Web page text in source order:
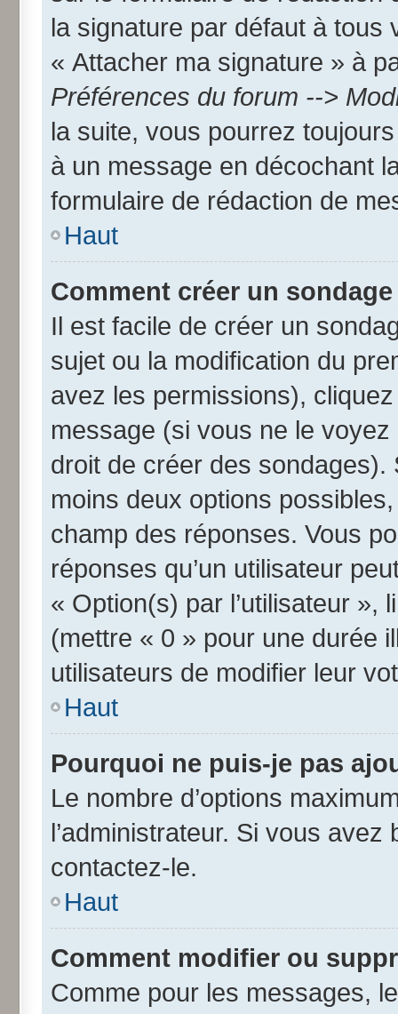
la signature par défaut à tous
« Attacher ma signature » à
Préférences du forum -->
la suite, vous pourrez
à un message en décochant
formulaire de rédaction de
Haut
Comment créer un
Il est facile de créer un
sujet ou la modification du
avez les permissions),
message (si vous ne le
droit de créer des
moins deux options
champ des réponses. Vous
réponses qu’un utilisateur
« Option(s) par l’utilisateur »,
(mettre « 0 » pour une durée
utilisateurs de modifier leur
Haut
Pourquoi ne puis-je pas
Le nombre d’options
l’administrateur. Si vous avez
contactez-le.
Haut
Comment modifier ou
Comme pour les messages,